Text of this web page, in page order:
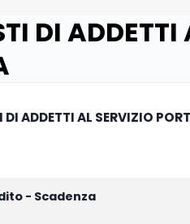
DI ADDETTI
DI ADDETTI AL SERVIZIO
- Scadenza